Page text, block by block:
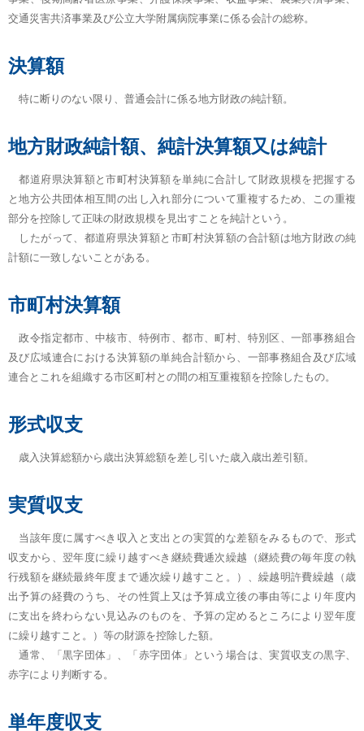
交通災害共済事業及び公立大学附属病院事業に係る会計の総称。
決算額
特に断りのない限り、普通会計に係る地方財政の純計額。
地方財政純計額、純計決算額又は純計
都道府県決算額と市町村決算額を単純に合計して財政規模を把握する
と地方公共団体相互間の出し入れ部分について重複するため、この重複
部分を控除して正味の財政規模を見出すことを純計という。
したがって、都道府県決算額と市町村決算額の合計額は地方財政の純
計額に一致しないことがある。
市町村決算額
政令指定都市、中核市、特例市、都市、町村、特別区、一部事務組合
及び広域連合における決算額の単純合計額から、一部事務組合及び広域
連合とこれを組織する市区町村との間の相互重複額を控除したもの。
形式収支
歳入決算総額から歳出決算総額を差し引いた歳入歳出差引額。
実質収支
当該年度に属すべき収入と支出との実質的な差額をみるもので、形式
収支から、翌年度に繰り越すべき継続費逓次繰越（継続費の毎年度の執
行残額を継続最終年度まで逓次繰り越すこと。）、繰越明許費繰越（歳
出予算の経費のうち、その性質上又は予算成立後の事由等により年度内
に支出を終わらない見込みのものを、予算の定めるところにより翌年度
に繰り越すこと。）等の財源を控除した額。
通常、「黒字団体」、「赤字団体」という場合は、実質収支の黒字、
赤字により判断する。
単年度収支